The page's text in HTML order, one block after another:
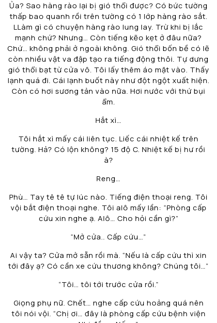
Ủa? Sao hàng rào lại bị gió thổi được? Có bức tường
thấp bao quanh rồi trên tường có 1 lớp hàng rào sắt.
LLàm gì có chuyện hàng rào lung lay. Trừ khi bị lắc
mạnh chứ? Nhưng… Còn tiếng kẽo kẹt ở đâu nữa?
Chứ… không phải ở ngoài không. Gió thổi bốn bề có lẽ
còn nhiều vật va đập tạo ra tiếng động thôi. Tự dưng
gió thổi bạt từ cửa vô. Tôi lấy thêm áo mặt vào. Thấy
lạnh quá đi. Cái lạnh buốt này như đột ngột xuất hiện.
Còn có hơi sương tản vào nữa. Hơi nước với thứ bụi
ẩm.
Hắt xì…
Tôi hắt xì mấy cái liên tục. Liếc cái nhiệt kế trên
tường. Hả? Có lộn không? 15 độ C. Nhiệt kế bị hư rồi
à?
Reng…
Phù… Tay tê tê tự lúc nào. Tiếng điện thoại reng. Tôi
vội bắt điện thoại nghe. Tôi alô mấy lần: “Phòng cấp
cứu xin nghe ạ. Alô… Cho hỏi cần gì?”
“Mở cửa.. Cấp cứu…”
Ai vậy ta? Cửa mở sẵn rồi mà. “Nếu là cấp cứu thì xin
tới đây ạ? Có cần xe cứu thương không? Chúng tôi…”
“Tôi… tôi tới trước cửa rồi.”
Giọng phụ nữ. Chết… nghe cấp cứu hoảng quá nên
tôi nói vội. “Chị ơi… đây là phòng cấp cứu bệnh viện